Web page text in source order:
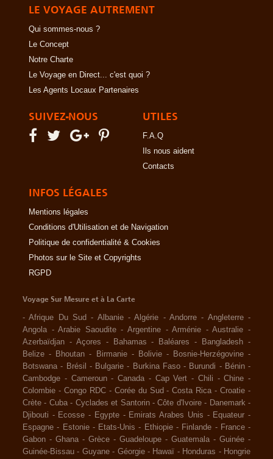
LE VOYAGE AUTREMENT
Qui sommes-nous ?
Le Concept
Notre Charte
Le Voyage en Direct... c'est quoi ?
Les Agents Locaux Partenaires
SUIVEZ-NOUS UTILES
F.A.Q
Ils nous aident
Contacts
INFOS LÉGALES
Mentions légales
Conditions d'Utilisation et de Navigation
Politique de confidentialité & Cookies
Photos sur le Site et Copyrights
RGPD
Voyage Sur Mesure et à La Carte
-Afrique Du Sud - Albanie -Algérie -Andorre - Angleterre -
Angola -Arabie Saoudite -Argentine -Arménie -Australie -
Azerbaïdjan - Açores - Bahamas - Baléares - Bangladesh -
Belize - Bhoutan - Birmanie - Bolivie - Bosnie-Herzégovine -
Botswana - Brésil - Bulgarie - Burkina Faso - Burundi - Bénin -
Cambodge - Cameroun - Canada - Cap Vert - Chili -Chine -
Colombie - Congo RDC - Corée du Sud -Costa Rica -Croatie -
Crète - Cuba - Cyclades et Santorin -Côte d'Ivoire - Danemark -
Djibouti - Ecosse - Egypte - Emirats Arabes Unis - Equateur -
Espagne - Estonie - Etats-Unis - Ethiopie - Finlande - France -
Gabon - Ghana - Grèce - Guadeloupe - Guatemala - Guinée -
Guinée-Bissau - Guyane - Géorgie - Hawaï - Honduras - Hongrie